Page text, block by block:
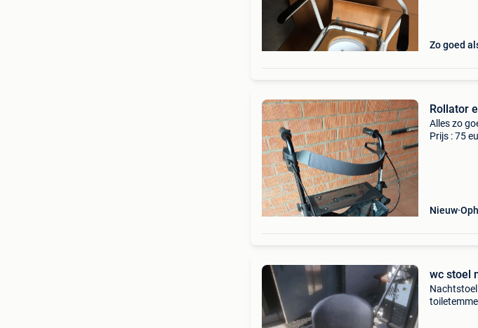
Zo goed
Rollator
Alles zo
Prijs : 75
Nieuw
wc stoel